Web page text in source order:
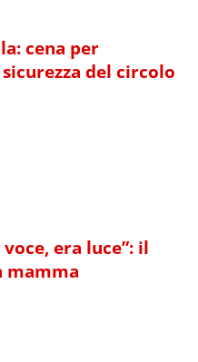
cena per
del circolo
era luce”: il
mamma